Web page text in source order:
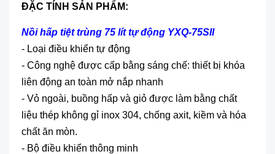
ĐẶC TÍNH SẢN PHẨM:
Nồi hấp tiệt trùng 75 lít tự động YXQ-75SII
- Loại điều khiển tự động
- Công nghệ được cấp bằng sáng chế: thiết bị khóa
liên động an toàn mở nắp nhanh
- Vỏ ngoài, buồng hấp và giỏ được làm bằng chất
liệu thép không gỉ inox 304, chống axit, kiềm và hóa
chất ăn mòn.
- Bộ điều khiển thông minh